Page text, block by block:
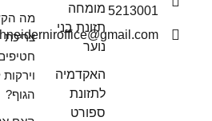
5213001 מומחה
תזונת בני
נוער
האקדמיה
לתזונת
ספורט
מה
צריכת
הגוף?